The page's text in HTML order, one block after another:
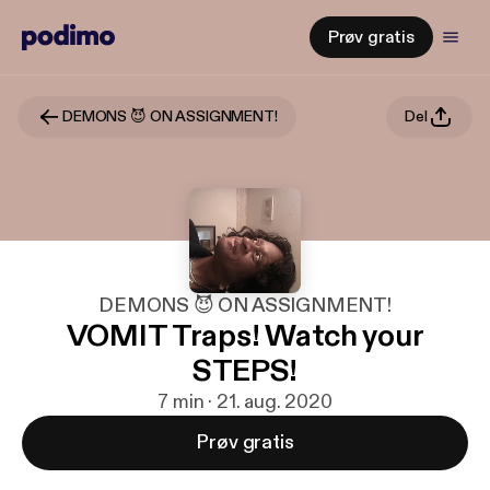
Prøv gratis
DEMONS 😈 ON ASSIGNMENT! Del
DEMONS 😈 ON ASSIGNMENT!
VOMIT Traps! Watch your
STEPS!
7 min · 21. aug. 2020
Prøv gratis